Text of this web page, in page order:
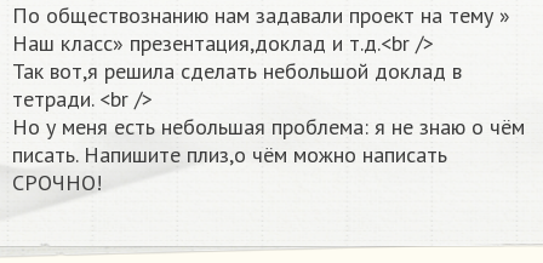
По обществознанию нам задавали проект на тему »
Наш класс» презентация,доклад и т.д.<br />
Так вот,я решила сделать небольшой доклад в
тетради. <br />
Но у меня есть небольшая проблема: я не знаю о чём
писать. Напишите плиз,о чём можно написать
СРОЧНО!